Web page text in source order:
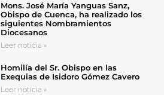
Mons. José María Yanguas Sanz,
Obispo de Cuenca, ha realizado los
siguientes Nombramientos
Diocesanos
Leer noticia »
Homilía del Sr. Obispo en las
Exequias de Isidoro Gómez Cavero
Leer noticia »